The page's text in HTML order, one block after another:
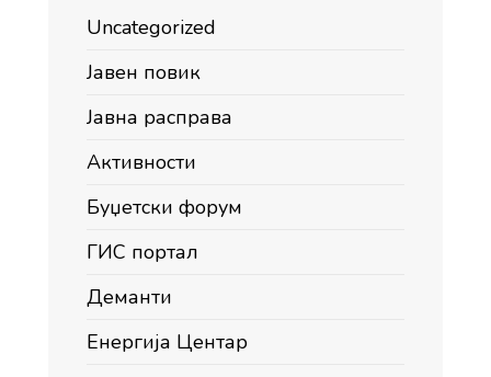
Uncategorized
Јавен повик
Јавна расправа
Активности
Буџетски форум
ГИС портал
Деманти
Енергија Центар